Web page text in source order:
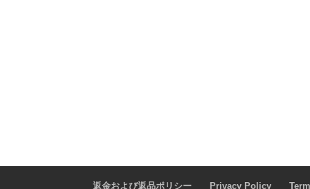
返金および返品ポリシー Privacy Policy